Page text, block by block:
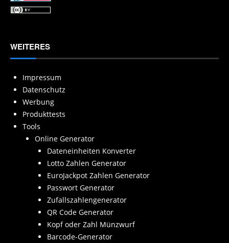
WEITERES
Impressum
Datenschutz
Werbung
Produkttests
Tools
Online Generator
Dateneinheiten Konverter
Lotto Zahlen Generator
EuroJackpot Zahlen Generator
Passwort Generator
Zufallszahlengenerator
QR Code Generator
Kopf oder Zahl Münzwurf
Barcode-Generator